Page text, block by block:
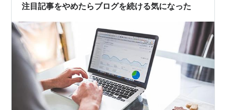
事っていうのが載ってるんですよ。 以前にもアクセス解
注目記事をやめたらブログを続ける気になった